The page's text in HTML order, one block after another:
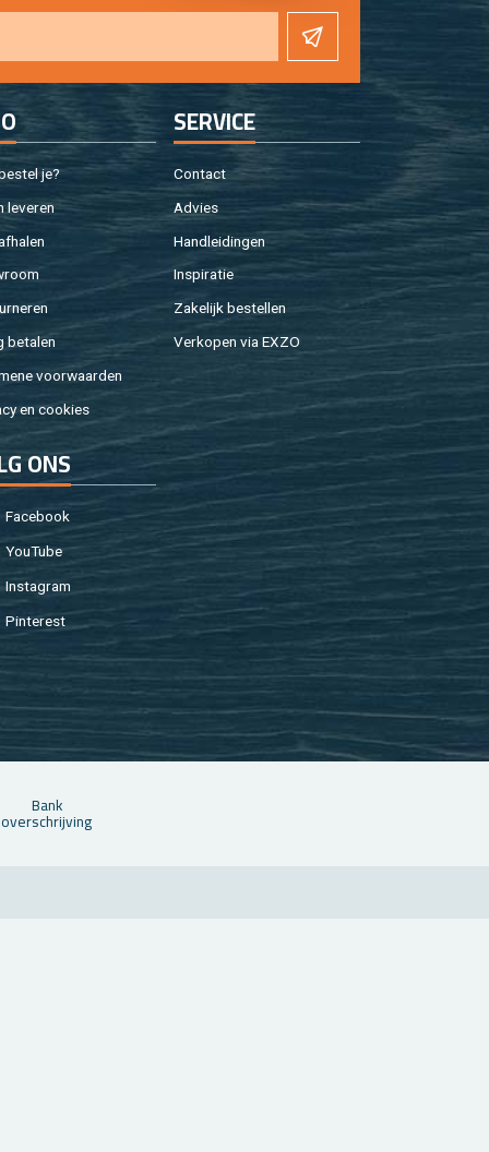
je?
le­ve­ren
be­ta­len
voor­waar­den
en coo­kies
SER­VI­CE
Con­tact
Ad­vies
Hand­lei­din­gen
In­spi­ra­tie
Za­ke­lijk be­stel­len
Ver­ko­pen via EXZO
ONS
Fa­cebook
You­Tu­be
In­st­agram
Pin­te­rest
Bank
over­schrij­ving